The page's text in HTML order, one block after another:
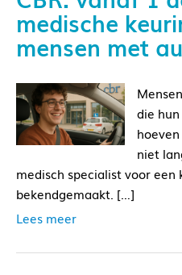
medische
mensen met
die
niet
medisch specialist voor een
bekendgemaakt. […]
Lees meer